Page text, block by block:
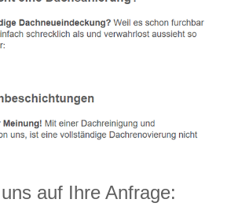
auf Ihre Anfrage: